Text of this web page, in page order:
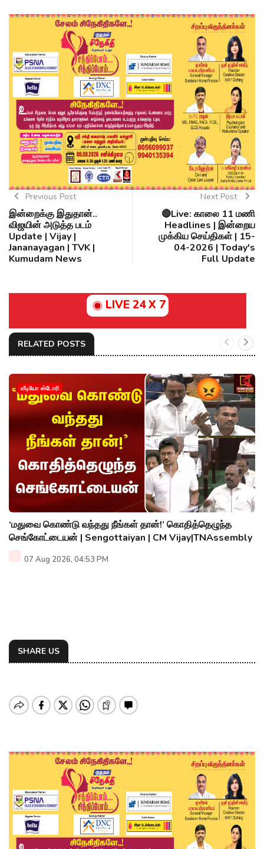
Previous Post
இன்றைக்கு இதுதான்..
விஜயின் அடுத்த படம்
Update | Vijay |
Jananayagan | TVK |
Kumudam News
Next Post
🔴Live: காலை 11 மணி
Headlines | இன்றைய
முக்கிய செய்திகள் | 15-
04-2026 | Today's
Full Update
LIVE 24 X 7
RELATED POSTS
வீடியோ ஸ்டோரி
‘மதுவை கொண்டு வந்தது நீங்கள் தான்!’ கொதித்தெழுந்த
செங்கோட்டையன் | Sengottaiyan | CM Vijay|TNAssembly
07 Aug 2026, 04:53 PM
SHARE US